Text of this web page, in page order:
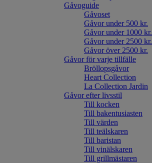
Gåvoguide
Gåvoset
Gåvor under 500 kr.
Gåvor under 1000 kr.
Gåvor under 2500 kr.
Gåvor över 2500 kr.
Gåvor för varje tillfälle
Bröllopsgåvor
Heart Collection
La Collection Jardin
Gåvor efter livsstil
Till kocken
Till bakentusiasten
Till värden
Till teälskaren
Till baristan
Till vinälskaren
Till grillmästaren